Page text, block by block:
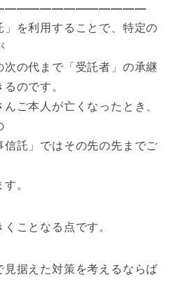
」を利用することで、特定の
の代まで「受託者」の承継
のです。
んご本人が亡くなったとき、
託」ではその先の先までご
。
ことなる点です。
見据えた対策を考えるならば